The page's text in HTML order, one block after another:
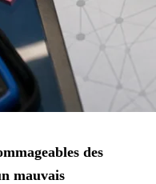
des
mauvais